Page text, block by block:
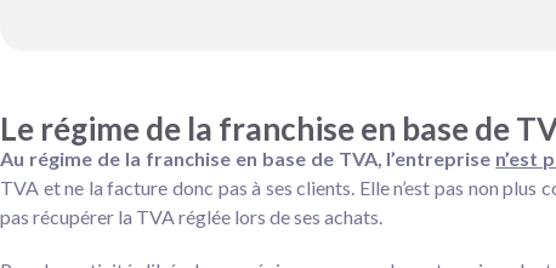
Le régime de la franchise en base de
Au régime de la franchise en base de TVA, l’entreprise n’est
TVA et ne la facture donc pas à ses clients. Elle n’est pas non
pas récupérer la TVA réglée lors de ses achats.